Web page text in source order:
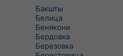
Бакшты
Белица
Бенякони
Бердовка
Березовка